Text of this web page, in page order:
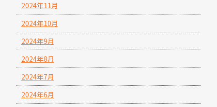
2024年11月
2024年10月
2024年9月
2024年8月
2024年7月
2024年6月